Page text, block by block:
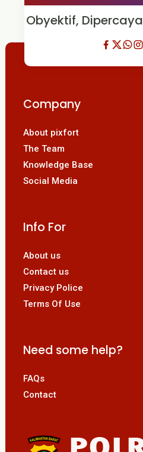
Obyektif, Dipercaya
Company
About pixfort
The Team
Knowledge Base
Social Media
Info For
About us
Contact us
Privacy Police
Terms Of Use
Need some help?
FAQs
Contact